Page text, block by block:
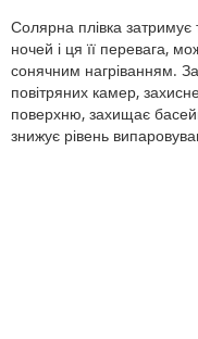
Солярна плівка затримує
ночей і ця її перевага,
сонячним нагріванням.
повітряних камер,
поверхню, захищає
знижує рівень